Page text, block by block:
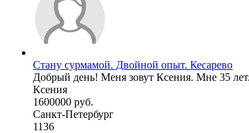
Стану сурмамой. Двойной опыт. Кесарево
Добрый день! Меня зовут Ксения. Мне 35
Ксения
1600000 руб.
Санкт-Петербург
1136